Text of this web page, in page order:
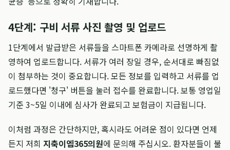
4단계: 구비 서류 사진 촬영 및 업로드
1단계에서 발급받은 서류들을 스마트폰 카메라로 선명하게 촬
영하여 업로드합니다. 서류가 여러 장일 경우, 순서대로 빠짐없
이 첨부하는 것이 중요합니다. 모든 정보를 입력하고 서류를 업
로드했다면 '청구' 버튼을 눌러 접수를 완료합니다. 보통 영업일
기준 3~5일 이내에 심사가 완료되고 보험금이 지급됩니다.
이처럼 과정은 간단하지만, 혹시라도 어려운 점이 있다면 언제
든지 저희 지축이엠365의원에 문의해 주십시오. 환자분들이 불